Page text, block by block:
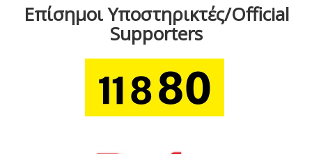
Επίσημοι Υποστηρικτές/Official
Supporters